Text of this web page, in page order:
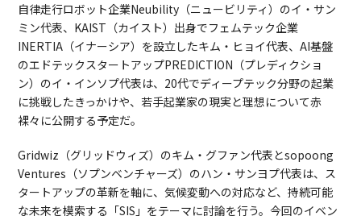
自律走行ロボット企業Neubility（ニュービリティ）のイ・サン
ミン代表、KAIST（カイスト）出身でフェムテック企業
INERTIA（イナーシア）を設立したキム・ヒョイ代表、AI基盤
のエドテックスタートアップPREDICTION（プレディクショ
ン）のイ・インソプ代表は、20代でディープテック分野の起業
に挑戦したきっかけや、若手起業家の現実と理想について赤
裸々に公開する予定だ。
Gridwiz（グリッドウィズ）のキム・グファン代表とsopoong
Ventures（ソプンベンチャーズ）のハン・サンヨプ代表は、ス
タートアップの革新を軸に、気候変動への対応など、持続可能
な未来を模索する「SIS」をテーマに討論を行う。今回のイベン